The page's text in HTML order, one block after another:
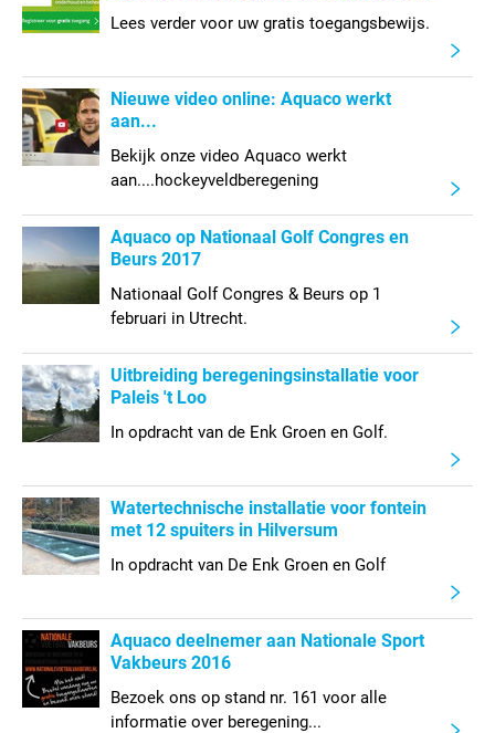
Lees verder voor uw gratis toegangsbewijs.
Nieuwe video online: Aquaco werkt
aan...
Bekijk onze video Aquaco werkt
aan....hockeyveldberegening
Aquaco op Nationaal Golf Congres en
Beurs 2017
Nationaal Golf Congres & Beurs op 1
februari in Utrecht.
Uitbreiding beregeningsinstallatie voor
Paleis 't Loo
In opdracht van de Enk Groen en Golf.
Watertechnische installatie voor fontein
met 12 spuiters in Hilversum
In opdracht van De Enk Groen en Golf
Aquaco deelnemer aan Nationale Sport
Vakbeurs 2016
Bezoek ons op stand nr. 161 voor alle
informatie over beregening...